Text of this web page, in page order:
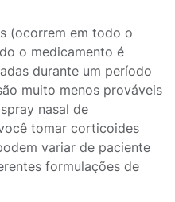
(ocorrem em todo o
o medicamento é
durante um período
muito menos prováveis
nasal de
tomar corticoides
variar de paciente
formulações de